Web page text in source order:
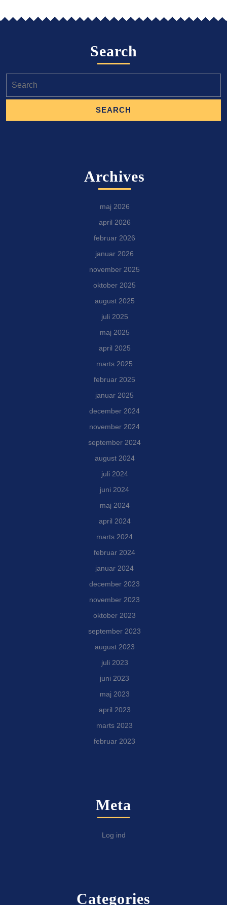
Search
for:
Archives
maj 2026
april 2026
februar 2026
januar 2026
november 2025
oktober 2025
august 2025
juli 2025
maj 2025
april 2025
marts 2025
februar 2025
januar 2025
december 2024
november 2024
september 2024
august 2024
juli 2024
juni 2024
maj 2024
april 2024
marts 2024
februar 2024
januar 2024
december 2023
november 2023
oktober 2023
september 2023
august 2023
juli 2023
juni 2023
maj 2023
april 2023
marts 2023
februar 2023
Meta
Log ind
Categories